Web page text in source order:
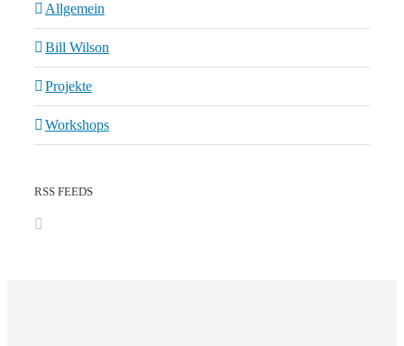
Allgemein
Bill Wilson
Projekte
Workshops
RSS FEEDS